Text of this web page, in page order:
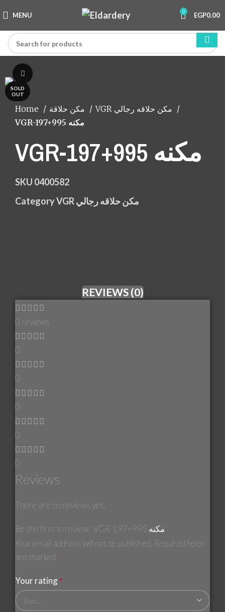
MENU 0 EGP0.00
SOLD
OUT
Home
VGR-197+995 مكنه
VGR-197+995 مكنه
SKU 0400582
Category
VGR مكن حلاقه رجالي
REVIEWS (0)
0 reviews
0
0
0
0
0
Reviews
There are no reviews yet.
Be the first to review “VGR-197+995 مكنه”
Your email address will not be published. Required fields
are marked *
Your rating *